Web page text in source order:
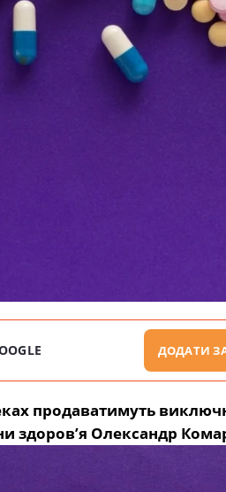
ДОДАТИ
продаватимуть
здоровʼя Олександр